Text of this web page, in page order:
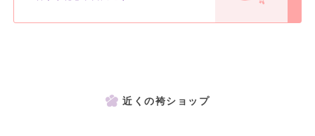
近くの袴ショップ